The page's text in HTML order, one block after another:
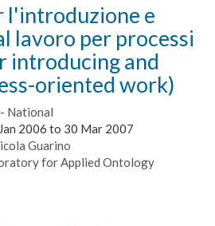
l'introduzione e
lavoro per processi
introducing and
oriented work)
National
2006 to 30 Mar 2007
Guarino
for Applied Ontology